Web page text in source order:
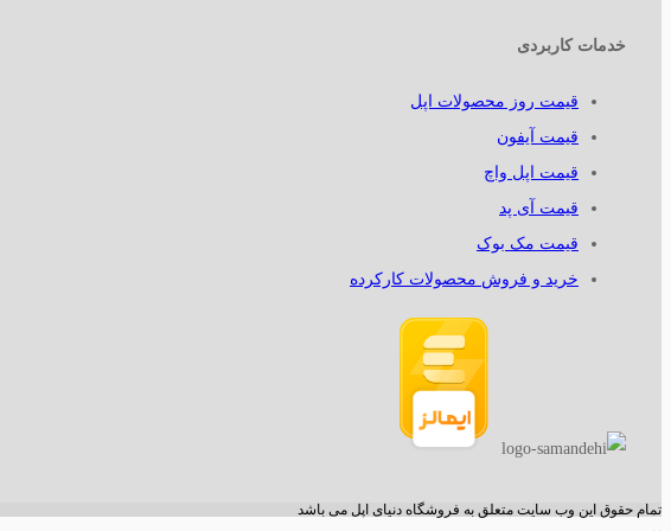
خدمات کاربردی
قیمت روز محصولات اپل
قیمت آیفون
قیمت اپل واچ
قیمت آی پد
قیمت مک بوک
خرید و فروش محصولات کارکرده
تمام حقوق این وب سایت متعلق به فروشگاه دنیای اپل می باشد